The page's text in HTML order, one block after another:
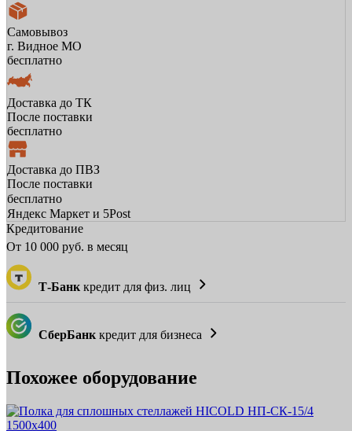
Самовывоз
г. Видное МО
бесплатно
Доставка до ТК
После поставки
бесплатно
Доставка до ПВЗ
После поставки
бесплатно
Яндекс Маркет и 5Post
Кредитование
От 10 000 руб. в месяц
Т-Банк кредит для физ. лиц
СберБанк кредит для бизнеса
Похожее оборудование